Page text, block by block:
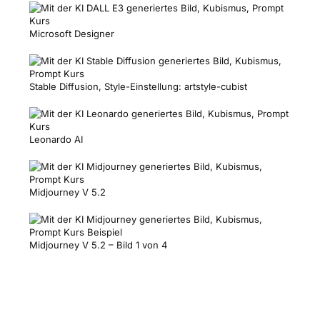
Microsoft Designer
Stable Diffusion, Style-Einstellung: artstyle-cubist
Leonardo AI
Midjourney V 5.2
Midjourney V 5.2 – Bild 1 von 4